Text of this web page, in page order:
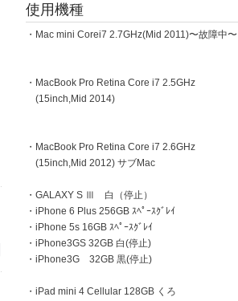
使用機種
・Mac mini Corei7 2.7GHz(Mid 2011)〜故障中〜
・MacBook Pro Retina Core i7 2.5GHz
(15inch,Mid 2014)
・MacBook Pro Retina Core i7 2.6GHz
(15inch,Mid 2012) サブMac
・GALAXY S Ⅲ 白（停止）
・iPhone 6 Plus 256GB ｽﾍﾟｰｽｸﾞﾚｲ
・iPhone 5s 16GB ｽﾍﾟｰｽｸﾞﾚｲ
・iPhone3GS 32GB 白(停止)
・iPhone3G 32GB 黒(停止)
・iPad mini 4 Cellular 128GB くろ